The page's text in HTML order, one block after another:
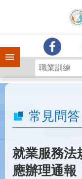
手機側欄
中
分
簡
業
務
為
民
常見問答
就業服務法
應辦理通報